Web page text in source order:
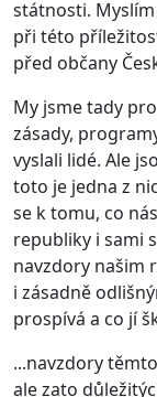
státnosti.
při této
před občany
My jsme tady
zásady,
vyslali lidé. Ale
toto je jedna z
se k tomu, co
republiky i sami
navzdory našim
i zásadně
prospívá a co jí
...navzdory
ale zato